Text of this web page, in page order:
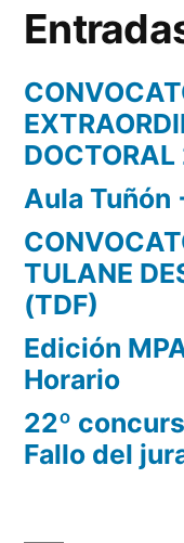
Aula Tuñón
TULANE
(TDF)
Edición
Horario
22º
Fallo del